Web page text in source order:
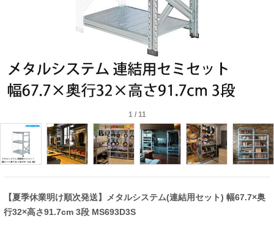
1/ 11
【夏季休業明け順次発送】メタルシステム(連結用セット) 幅67.7×奥
行32×高さ91.7cm 3段 MS693D3S